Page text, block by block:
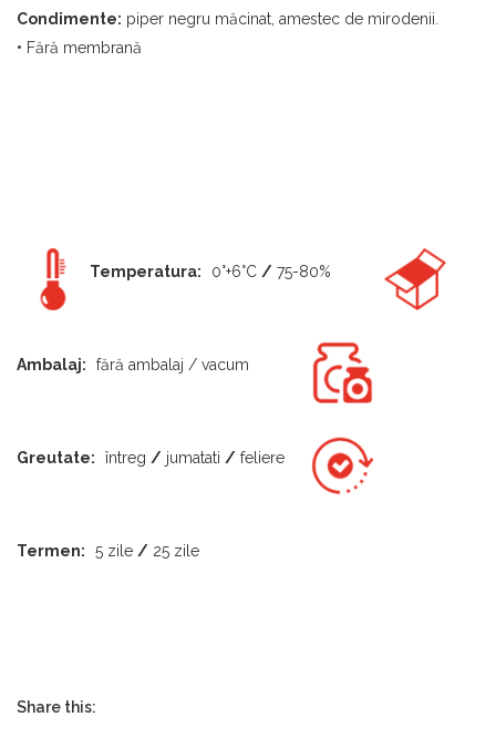
Condimente: piper negru măcinat, amestec de mirodenii.
• Fără membrană
Temperatura: 0°+6°C / 75-80%
Ambalaj: fără ambalaj / vacum
Greutate: întreg / jumatati / feliere
Termen: 5 zile / 25 zile
Share this: